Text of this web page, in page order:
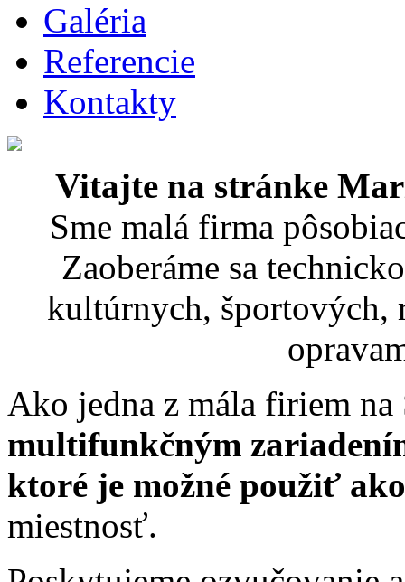
Galéria
Referencie
Kontakty
Vitajte na stránke
Sme malá firma
Zaoberáme sa
kultúrnych, športových,
Ako jedna z mála firiem
multifunkčným
ktoré je možné použiť
miestnosť.